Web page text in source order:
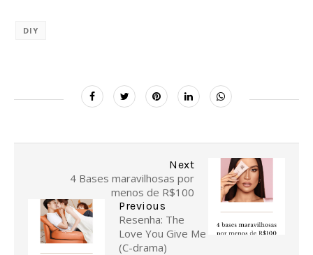
DIY
Next
4 Bases maravilhosas por
menos de R$100
Previous
Resenha: The
Love You Give Me
(C-drama)